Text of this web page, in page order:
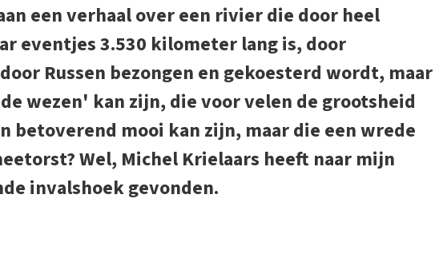
een verhaal over een rivier die door heel
eventjes 3.530 kilometer lang is, door
Russen bezongen en gekoesterd wordt, maar
wezen' kan zijn, die voor velen de grootsheid
betoverend mooi kan zijn, maar die een wrede
Wel, Michel Krielaars heeft naar mijn
invalshoek gevonden.